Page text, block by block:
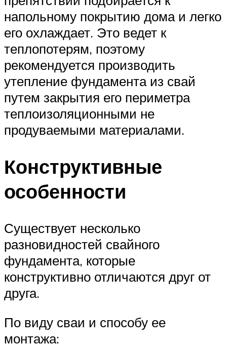
напольному покрытию дома и легко
его охлаждает. Это ведет к
теплопотерям, поэтому
рекомендуется производить
утепление фундамента из свай
путем закрытия его периметра
теплоизоляционными не
продуваемыми материалами.
Конструктивные
особенности
Существует несколько
разновидностей свайного
фундамента, которые
конструктивно отличаются друг от
друга.
По виду сваи и способу ее
монтажа: